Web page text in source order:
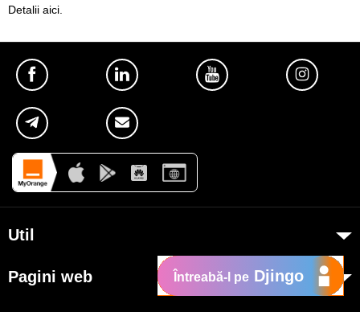
Detalii aici
Util
Pagini web Întreabă-l pe Djingo